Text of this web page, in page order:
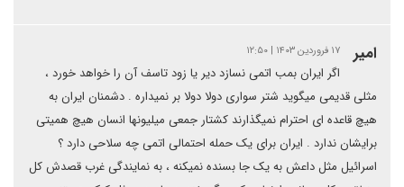
امیر ۱۷ فروردین ۱۴۰۳ | ۱۲:۵۰
اگر ایران بمب اتمی نسازد دیر یا زود تاسف آن را خواهد خورد ،
مثلی قدیمی میگوید شتر سواری دولا دولا بر نمیداره . دشمنان ایران به
هیچ قاعده ای احترام نمیگذارند کشتار جمعی میلیونها انسان هیچ همیتی
برایشان ندارد . ایران برای یک حمله احتمالی اتمی چه سلاحی دارد ؟
اسرائیل مثل داعش به یک جا بسنده نمیکنه ، به نمایندگی غرب قصدش کل